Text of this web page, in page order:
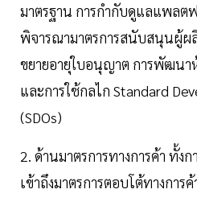
มาตรฐาน การกำกับดูแลแพลต
พิจารณามาตรการสนับสนุนผู้ผ
ขยายอายุใบอนุญาต การพัฒน
และการใช้กลไก Standard
(SDOs)
2. ด้านมาตรการทางการค้า ทั้ง
เข้าถึงมาตรการตอบโต้ทางกา